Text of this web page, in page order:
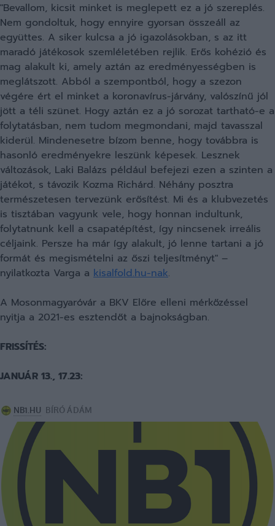
"Bevallom, kicsit minket is meglepett ez a jó szereplés.
Nem gondoltuk, hogy ennyire gyorsan összeáll az
együttes. A siker kulcsa a jó igazolásokban, s az itt
maradó játékosok szemléletében rejlik. Erős kohézió és
mag alakult ki, amely aztán az eredményességben is
meglátszott. Abból a szempontból, hogy a szezon
végére ért el minket a koronavírus-járvány, valószínű jól
jött a téli szünet. Hogy aztán ez a jó sorozat tartható-e a
folytatásban, nem tudom megmondani, majd tavasszal
kiderül. Mindenesetre bízom benne, hogy továbbra is
hasonló eredményekre leszünk képesek. Lesznek
változások, Laki Balázs például befejezi ezen a szinten a
játékot, s távozik Kozma Richárd. Néhány posztra
természetesen tervezünk erősítést. Mi és a klubvezetés
is tisztában vagyunk vele, hogy honnan indultunk,
folytatnunk kell a csapatépítést, így nincsenek irreális
céljaink. Persze ha már így alakult, jó lenne tartani a jó
formát és megismételni az őszi teljesítményt" –
nyilatkozta Varga a kisalfold.hu-nak.
A Mosonmagyaróvár a BKV Előre elleni mérkőzéssel
nyitja a 2021-es esztendőt a bajnokságban.
FRISSÍTÉS:
JANUÁR 13., 17.23: